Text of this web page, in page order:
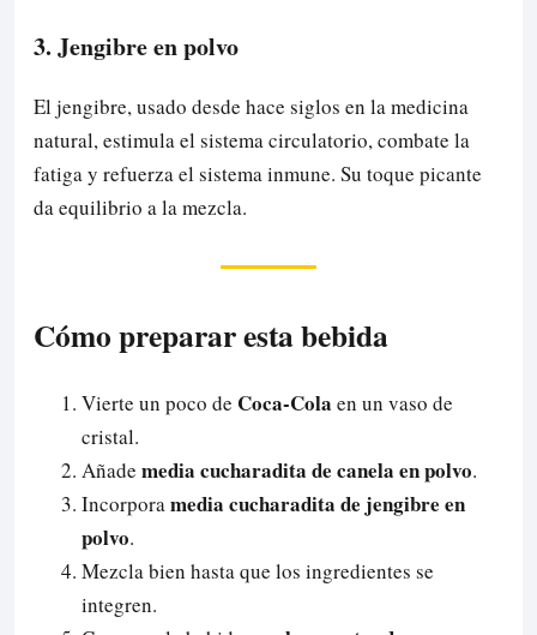
3. Jengibre en polvo
El jengibre, usado desde hace siglos en la medicina
natural, estimula el sistema circulatorio, combate la
fatiga y refuerza el sistema inmune. Su toque picante
da equilibrio a la mezcla.
Cómo preparar esta bebida
Vierte un poco de Coca-Cola en un vaso de
cristal.
Añade media cucharadita de canela en polvo.
Incorporamedia cucharadita de jengibre en
polvo.
Mezcla bien hasta que los ingredientes se
integren.